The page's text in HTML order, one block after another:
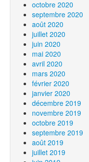
octobre 2020
septembre 2020
août 2020
juillet 2020
juin 2020
mai 2020
avril 2020
mars 2020
février 2020
janvier 2020
décembre 2019
novembre 2019
octobre 2019
septembre 2019
août 2019
juillet 2019